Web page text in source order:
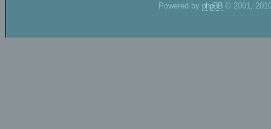
Powered by phpBB © 2001,